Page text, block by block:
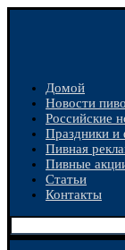
Домой
Новости
Российские
Праздники и
Пивная
Пивные
Статьи
Контакты